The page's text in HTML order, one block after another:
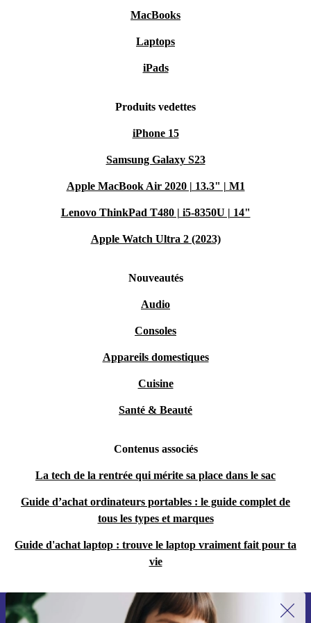
MacBooks
Laptops
iPads
Produits vedettes
iPhone 15
Samsung Galaxy S23
Apple MacBook Air 2020 | 13.3" | M1
Lenovo ThinkPad T480 | i5-8350U | 14"
Apple Watch Ultra 2 (2023)
Nouveautés
Audio
Consoles
Appareils domestiques
Cuisine
Santé & Beauté
Contenus associés
La tech de la rentrée qui mérite sa place dans le sac
Guide d’achat ordinateurs portables : le guide complet de
tous les types et marques
Guide d'achat laptop : trouve le laptop vraiment fait pour ta
vie